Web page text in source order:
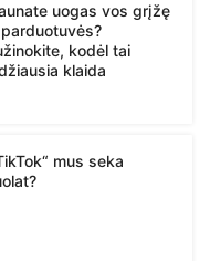
uogas vos grįžę
kodėl tai
klaida
mus seka